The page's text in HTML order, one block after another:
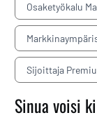
Osaketyökalu
Sijoittaja
Sinua voisi